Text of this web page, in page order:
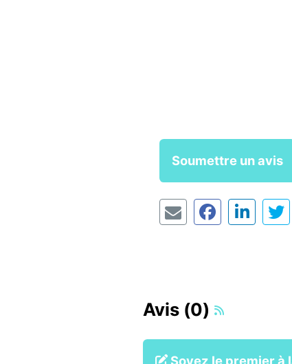
Soumettre un avis
Avis (0)
Soyez le premier à